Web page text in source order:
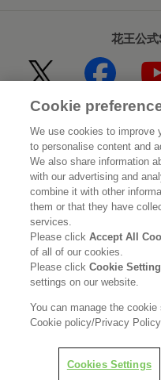
花王公式
Home
サステナビリティ
ブランド
ニュースルーム
利用規約 花王のアクセシビリテ
利用者情報の外部送信 ソーシ
©
Cookie
We use cookies to improve
to personalise content and
We also share information
with our advertising and
combine it with other
them or that they have
services.
Please clickAccept All
of all of our cookies.
Please clickCookie
settings on our website.
You can manage the
Cookie policy/Privacy
Cookies Settings